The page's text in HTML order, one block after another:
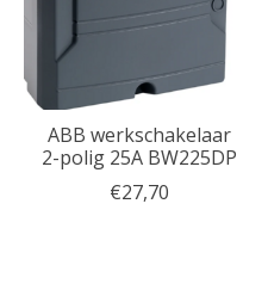
ABB werkschakelaar
2-polig 25A BW225DP
€27,70